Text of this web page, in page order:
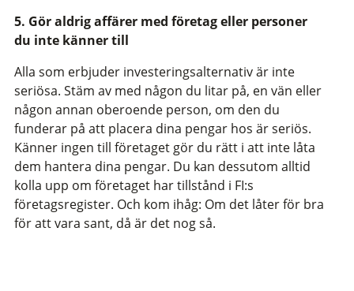
5. Gör aldrig affärer med företag eller personer
du inte känner till
Alla som erbjuder investeringsalternativ är inte
seriösa. Stäm av med någon du litar på, en vän eller
någon annan oberoende person, om den du
funderar på att placera dina pengar hos är seriös.
Känner ingen till företaget gör du rätt i att inte låta
dem hantera dina pengar. Du kan dessutom alltid
kolla upp om företaget har tillstånd i FI:s
företagsregister. Och kom ihåg: Om det låter för bra
för att vara sant, då är det nog så.